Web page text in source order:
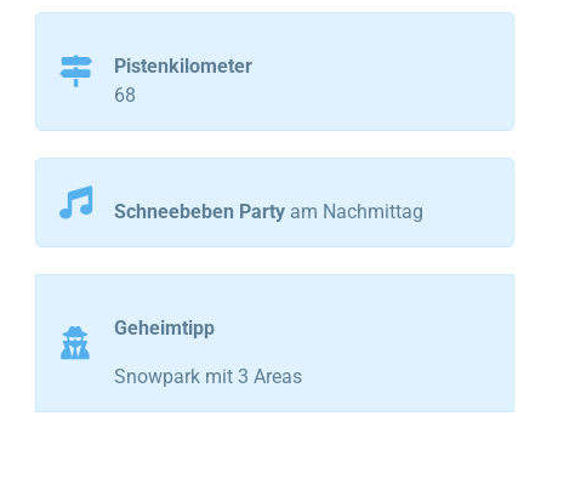
Pistenkilometer
68
Schneebeben Party am Nachmittag
Geheimtipp
Snowpark mit 3 Areas